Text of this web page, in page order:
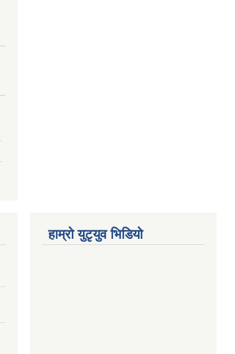
हाम्राे युटृयुव भिडियाे